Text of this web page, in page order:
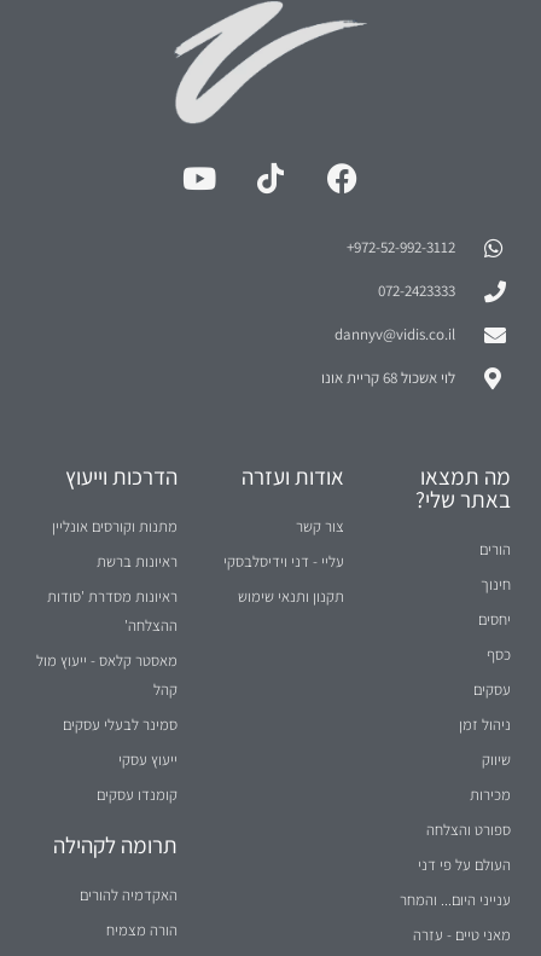
972-52-992-3112⁩+
072-2423333
dannyv@vidis.co.il
לוי אשכול 68 קריית אונו
מה תמצאו
באתר שלי?
הורים
חינוך
יחסים
כסף
עסקים
ניהול זמן
שיווק
מכירות
ספורט והצלחה
העולם על פי דני
ענייני היום... והמחר
מאני טיים - עזרה
אודות ועזרה
צור קשר
עליי - דני וידיסלבסקי
תקנון ותנאי שימוש
הדרכות וייעוץ
מתנות וקורסים אונליין
ראיונות ברשת
ראיונות מסדרת 'סודות
ההצלחה'
מאסטר קלאס - ייעוץ מול
קהל
סמינר לבעלי עסקים
ייעוץ עסקי
קומנדו עסקים
תרומה לקהילה
האקדמיה להורים
הורה מצמיח